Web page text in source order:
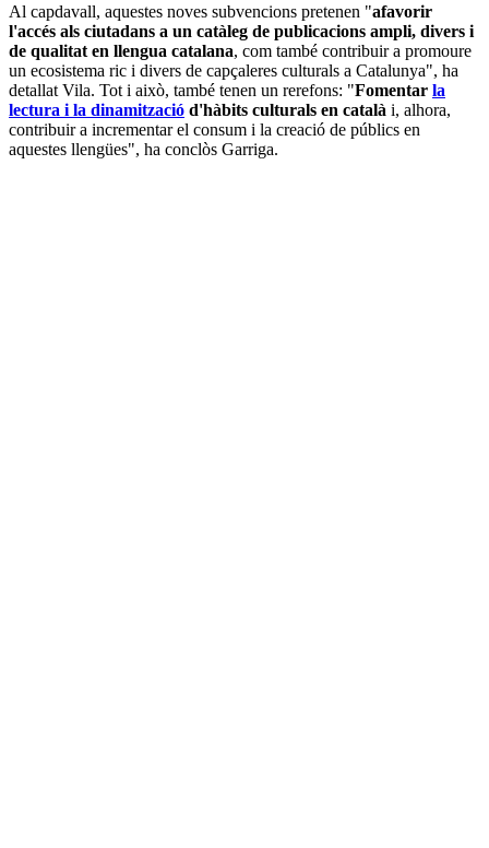
Al capdavall, aquestes noves subvencions pretenen "afavorir
l'accés als ciutadans a un catàleg de publicacions ampli, divers i
de qualitat en llengua catalana, com també contribuir a promoure
un ecosistema ric i divers de capçaleres culturals a Catalunya", ha
detallat Vila. Tot i això, també tenen un rerefons: "Fomentar la
lectura i la dinamització d'hàbits culturals en català i, alhora,
contribuir a incrementar el consum i la creació de públics en
aquestes llengües", ha conclòs Garriga.